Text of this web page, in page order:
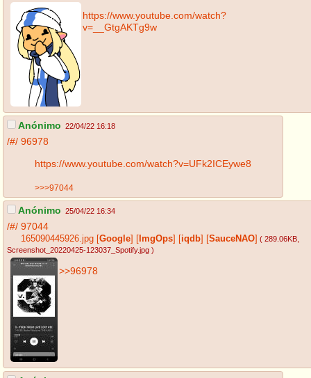
https://www.youtube.com/watch?
v=__GtgAKTg9w
Anónimo 22/04/22 16:18
/#/ 96978
https://www.youtube.com/watch?v=UFk2ICEywe8
>>>97044
Anónimo 25/04/22 16:34
/#/ 97044
165090445926.jpg Google ImgOps iqdb SauceNAO ( 289.06KB
Screenshot_20220425-123037_Spotify.jpg )
>>96978